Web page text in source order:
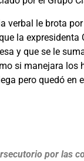
verbal le brota
la expresidenta
y que se le
si manejara los
pero quedó en
por las